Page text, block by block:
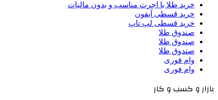
خرید طلا با اجرت مناسب و بدون مالیات
خرید قسطی آیفون
خرید قسطی لپ تاپ
صندوق طلا
صندوق طلا
صندوق طلا
وام فوری
وام فوری
بازار و کسب و کار